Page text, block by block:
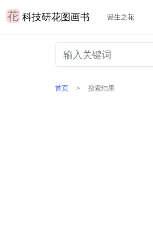
科技研花图画书 诞生之花
首页 搜索结果